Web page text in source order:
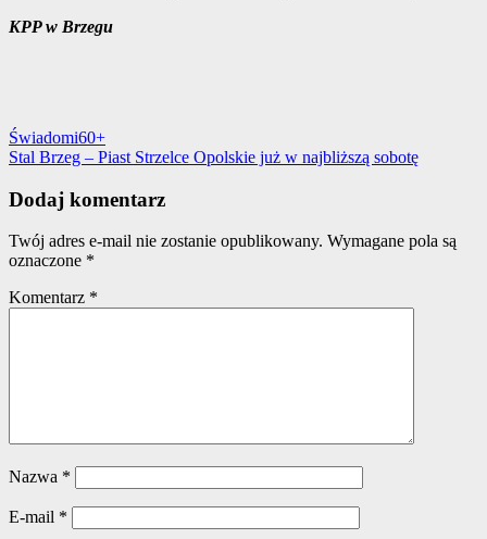
KPP w Brzegu
Nawigacja
wpisu
Świadomi60+
Stal Brzeg – Piast Strzelce Opolskie już w najbliższą sobotę
Dodaj komentarz
Twój adres e-mail nie zostanie opublikowany. Wymagane pola są
oznaczone *
Komentarz *
Nazwa *
E-mail *